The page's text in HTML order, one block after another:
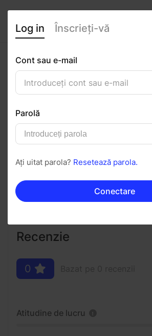
Ariana Popsor
Urmăriți Salvați în PDF
Invitați Mesaj
Recenzie
0
Atitudine de lucru
Log in Înscrieți-vă
Cont sau e-mail
Parolă
Ați uitat parola? Resetează parola.
Conectare